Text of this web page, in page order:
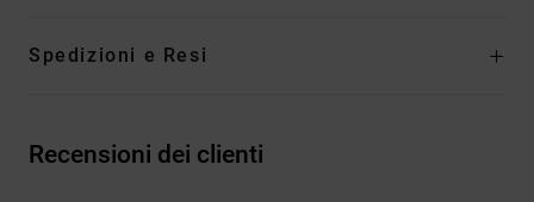
Spedizioni e Resi
Recensioni dei clienti